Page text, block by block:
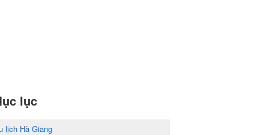
lục
lịch Hà Giang